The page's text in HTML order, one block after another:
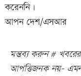
করেননি।
আপন দেশ/এসআর
মন্তব্য করুন #
আপত্তিজনক নয়- এমন